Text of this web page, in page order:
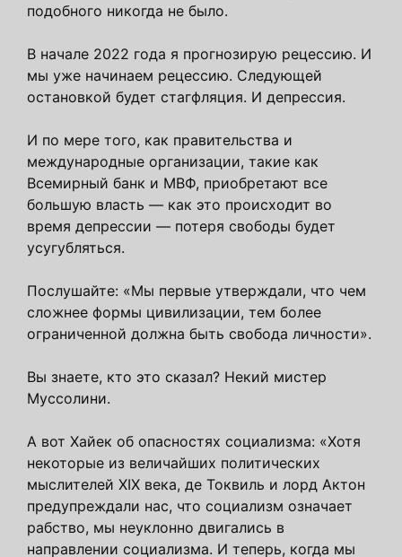
подобного никогда не было.
В начале 2022 года я прогнозирую рецессию. И
мы уже начинаем рецессию. Следующей
остановкой будет стагфляция. И депрессия.
И по мере того, как правительства и
международные организации, такие как
Всемирный банк и МВФ, приобретают все
большую власть — как это происходит во
время депрессии — потеря свободы будет
усугубляться.
Послушайте: «Мы первые утверждали, что чем
сложнее формы цивилизации, тем более
ограниченной должна быть свобода личности».
Вы знаете, кто это сказал? Некий мистер
Муссолини.
А вот Хайек об опасностях социализма: «Хотя
некоторые из величайших политических
мыслителей XIX века, де Токвиль и лорд Актон
предупреждали нас, что социализм означает
рабство, мы неуклонно двигались в
направлении социализма. И теперь, когда мы